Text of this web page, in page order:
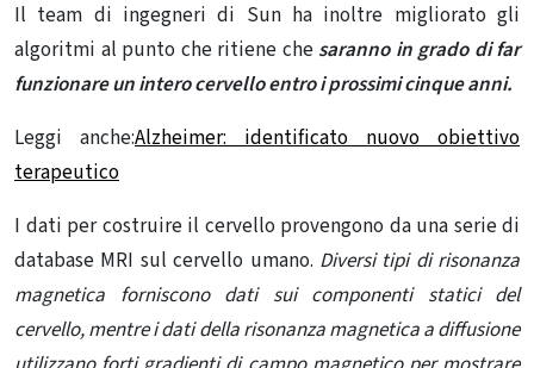
Il team di ingegneri di Sun ha inoltre migliorato gli
algoritmi al punto che ritiene che saranno in grado di far
funzionare un intero cervello entro i prossimi cinque anni.
Leggi anche:Alzheimer: identificato nuovo obiettivo
terapeutico
I dati per costruire il cervello provengono da una serie di
database MRI sul cervello umano. Diversi tipi di risonanza
magnetica forniscono dati sui componenti statici del
cervello, mentre i dati della risonanza magnetica a diffusione